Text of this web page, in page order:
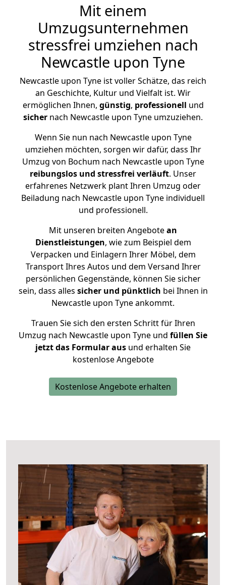
Mit einem
Umzugsunternehmen
stressfrei umziehen nach
Newcastle upon Tyne
Newcastle upon Tyne ist voller Schätze, das reich
an Geschichte, Kultur und Vielfalt ist. Wir
ermöglichen Ihnen, günstig, professionell und
sicher nach Newcastle upon Tyne umzuziehen.
Wenn Sie nun nach Newcastle upon Tyne
umziehen möchten, sorgen wir dafür, dass Ihr
Umzug von Bochum nach Newcastle upon Tyne
reibungslos und stressfrei verläuft. Unser
erfahrenes Netzwerk plant Ihren Umzug oder
Beiladung nach Newcastle upon Tyne individuell
und professionell.
Mit unseren breiten Angebotean
Dienstleistungen, wie zum Beispiel dem
Verpacken und Einlagern Ihrer Möbel, dem
Transport Ihres Autos und dem Versand Ihrer
persönlichen Gegenstände, können Sie sicher
sein, dass alles sicher und pünktlich bei Ihnen in
Newcastle upon Tyne ankommt.
Trauen Sie sich den ersten Schritt für Ihren
Umzug nach Newcastle upon Tyne und füllen Sie
jetzt das Formular aus und erhalten Sie
kostenlose Angebote
Kostenlose Angebote erhalten